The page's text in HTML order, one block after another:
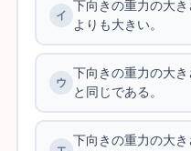
下向きの重力の大
よりも大きい。
下向きの重力の大
と同じである。
下向きの重力の大